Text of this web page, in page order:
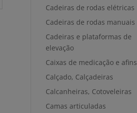
Cadeiras de rodas elétricas
Cadeiras de rodas manuais
Cadeiras e plataformas de
elevação
Caixas de medicação e afins
Calçado, Calçadeiras
Calcanheiras, Cotoveleiras
Camas articuladas